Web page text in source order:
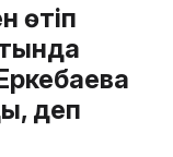
өтіп
деп